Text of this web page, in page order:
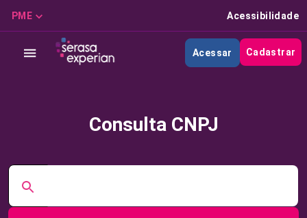
PME Acessibilidade
Acessar Cadastrar
Consulta CNPJ